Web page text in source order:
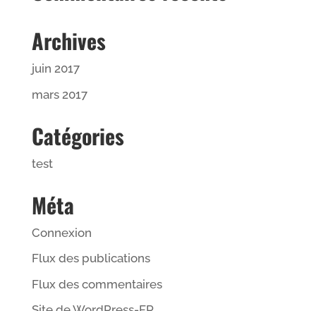
Archives
juin 2017
mars 2017
Catégories
test
Méta
Connexion
Flux des publications
Flux des commentaires